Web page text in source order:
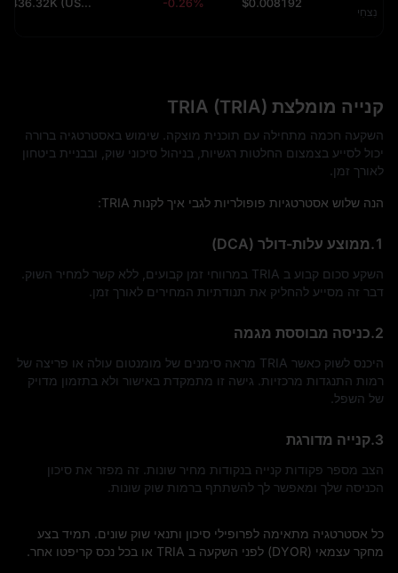
נִצחִי
קנייה מומלצת TRIA (TRIA)
השקעה חכמה מתחילה עם תוכנית מוצקה. שימוש באסטרטגיה ברורה
יכול לסייע בצמצום החלטות רגשיות, בניהול סיכוני שוק, ובבניית ביטחון
לאורך זמן.
הנה שלוש אסטרטגיות פופולריות לגבי איך לקנות TRIA:
1.ממוצע עלות-דולר (DCA)
השקע סכום קבוע ב TRIA במרווחי זמן קבועים, ללא קשר למחיר השוק.
דבר זה מסייע להחליק את תנודתיות המחירים לאורך זמן.
2.כניסה מבוססת מגמה
היכנס לשוק כאשר TRIA מראה סימנים של מומנטום עולה או פריצה של
רמות התנגדות מרכזיות. גישה זו מתמקדת באישור ולא בתזמון מדויק
של השפל.
3.קנייה מדורגת
הצב מספר פקודות קנייה בנקודות מחיר שונות. זה מפזר את סיכון
הכניסה שלך ומאפשר לך להשתתף ברמות שוק שונות.
כל אסטרטגיה מתאימה לפרופילי סיכון ותנאי שוק שונים. תמיד בצע
מחקר עצמאי (DYOR) לפני השקעה ב TRIA או בכל נכס קריפטו אחר.